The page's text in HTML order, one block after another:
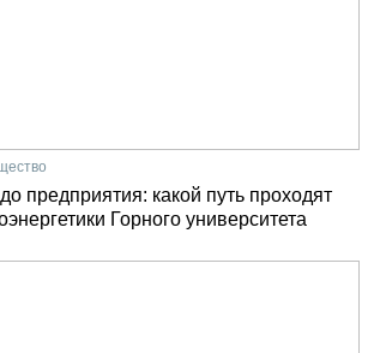
предприятия: какой путь проходят
Горного университета